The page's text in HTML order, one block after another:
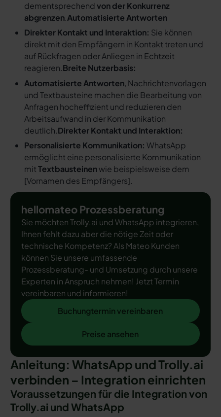
dementsprechendvon der Konkurrenz
abgrenzen.Automatisierte Antworten
Direkter Kontakt und Interaktion: Sie können
direkt mit den Empfängern in Kontakt treten und
auf Rückfragen oder Anliegen in Echtzeit
reagieren.Breite Nutzerbasis:
Automatisierte Antworten, Nachrichtenvorlagen
und Textbausteine machen die Bearbeitung von
Anfragen hocheffizient und reduzieren den
Arbeitsaufwand in der Kommunikation
deutlich.Direkter Kontakt und Interaktion:
Personalisierte Kommunikation: WhatsApp
ermöglicht eine personalisierte Kommunikation
mitTextbausteinenwie beispielsweise dem
[Vornamen des Empfängers].
hellomateo Prozessberatung
Sie möchten Trolly.ai und WhatsApp integrieren,
Ihnen fehlt dazu aber die nötige Zeit oder
technische Kompetenz? Als Mateo Kunden
können Sie unsere umfassende
Prozessberatung- und Umsetzung durch unsere
Experten in Anspruch nehmen! Jetzt Termin
vereinbaren und informieren!
Buchungtermin vereinbaren
Buchungtermin vereinbaren
Preise ansehen
Preise ansehen
Anleitung: WhatsApp und Trolly.ai
verbinden – Integration einrichten
Voraussetzungen für die Integration von
Trolly.ai und WhatsApp